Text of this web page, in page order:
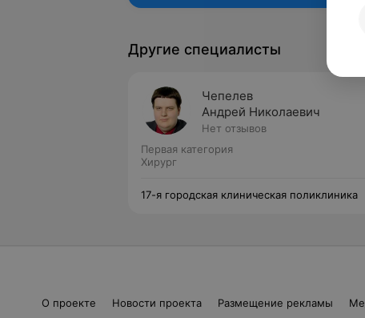
Другие специалисты
Чепелев
Андрей Николаевич
Нет отзывов
Первая категория
Хирург
17-я городская клиническая поликлиника
О проекте Новости проекта Размещение рекламы